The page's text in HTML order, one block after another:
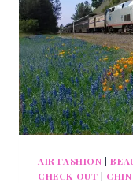
Y
LAS
AIR FASHION |
CHECK OUT |